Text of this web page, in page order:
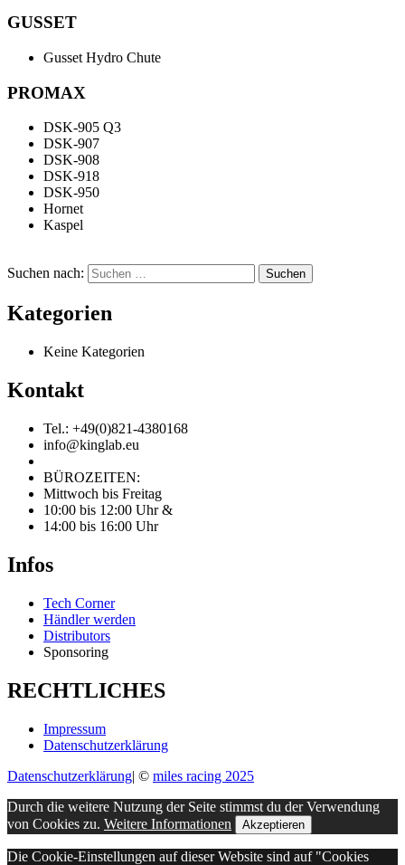
GUSSET
Gusset Hydro Chute
PROMAX
DSK-905 Q3
DSK-907
DSK-908
DSK-918
DSK-950
Hornet
Kaspel
Suchen nach:
Kategorien
Keine Kategorien
Kontakt
Tel.: +49(0)821-4380168
info@kinglab.eu
BÜROZEITEN:
Mittwoch bis Freitag
10:00 bis 12:00 Uhr &
14:00 bis 16:00 Uhr
Infos
Tech Corner
Händler werden
Distributors
Sponsoring
RECHTLICHES
Impressum
Datenschutzerklärung
Datenschutzerklärung| © miles racing 2025
Durch die weitere Nutzung der Seite stimmst du der Verwendung
von Cookies zu. Weitere Informationen Akzeptieren
Die Cookie-Einstellungen auf dieser Website sind auf "Cookies